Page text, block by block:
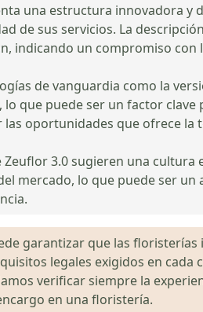
una estructura innovadora
de sus servicios. La
indicando un compromiso con
de vanguardia como la
lo que puede ser un factor
oportunidades que ofrece
3.0 sugieren una
mercado, lo que puede ser
garantizar que las
legales exigidos en
verificar siempre la
en una floristería.